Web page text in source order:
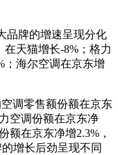
品牌的增速呈现分化
天猫增长-8%；格力
；海尔空调在京东增
调零售额份额在京东
空调份额在京东净
额在京东净增2.3%，
增长后劲呈现不同